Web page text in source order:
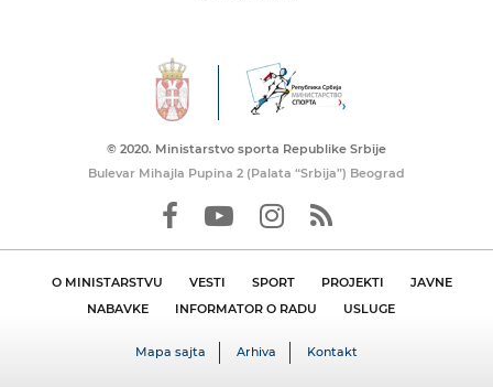
© 2020. Ministarstvo sporta Republike Srbije
Bulevar Mihajla Pupina 2 (Palata “Srbija”) Beograd
O MINISTARSTVU VESTI SPORT PROJEKTI
JAVNE
NABAVKE
INFORMATOR O RADU USLUGE
Mapa sajta Arhiva Kontakt